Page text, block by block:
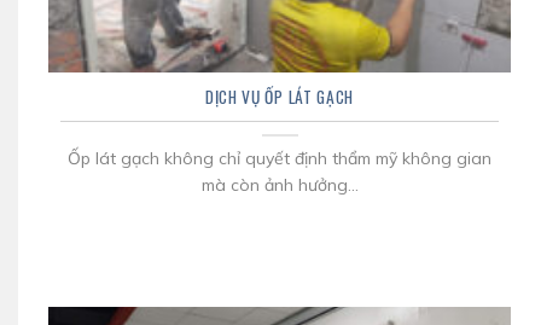
DỊCH VỤ ỐP LÁT GẠCH
Ốp lát gạch không chỉ quyết định thẩm mỹ không gian
mà còn ảnh hưởng...